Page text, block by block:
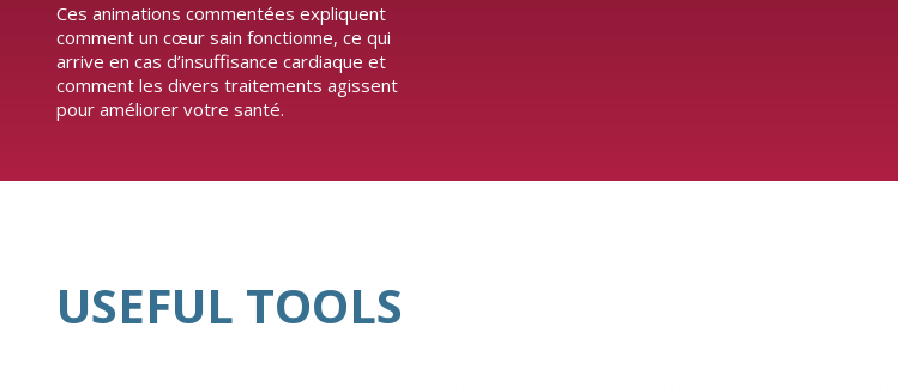
Ces animations commentées expliquent
comment un cœur sain fonctionne, ce qui
arrive en cas d’insuffisance cardiaque et
comment les divers traitements agissent
pour améliorer votre santé.
USEFUL TOOLS